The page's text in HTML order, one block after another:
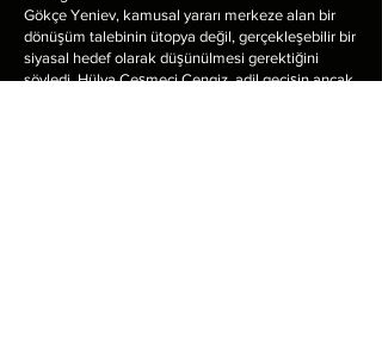
Gökçe Yeniev, kamusal yararı merkeze alan bir
dönüşüm talebinin ütopya değil, gerçekleşebilir bir
siyasal hedef olarak düşünülmesi gerektiğini
söyledi. Hülya Çeşmeci Cengiz, adil geçişin ancak